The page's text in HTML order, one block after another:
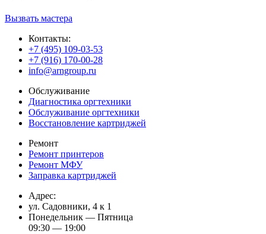
Вызвать мастера
Контакты:
+7 (495) 109-03-53
+7 (916) 170-00-28
info@arngroup.ru
Обслуживание
Диагностика оргтехники
Обслуживание оргтехники
Восстановление картриджей
Ремонт
Ремонт принтеров
Ремонт МФУ
Заправка картриджей
Адрес:
ул. Садовники, 4 к 1
Понедельник — Пятница
09:30 — 19:00